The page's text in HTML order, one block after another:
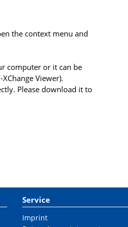
the context menu and
computer or it can be
Viewer).
Please download it to
Service
Imprint